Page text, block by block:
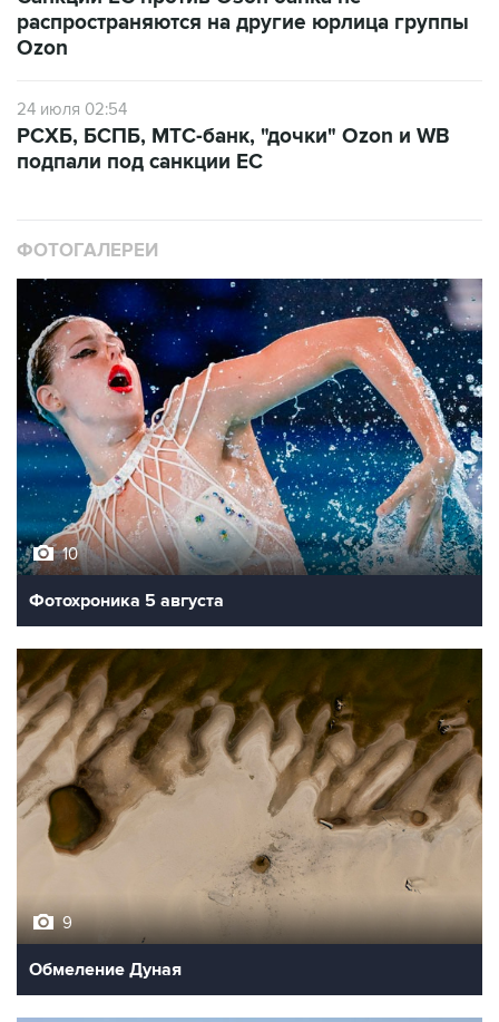
подпали под санкции ЕС
10
Фотохроника 5 августа
Обмеление Дуная